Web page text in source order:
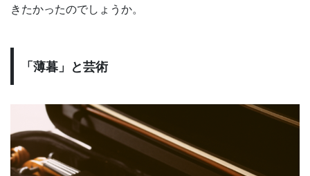
きたかったのでしょうか。
「薄暮」と芸術